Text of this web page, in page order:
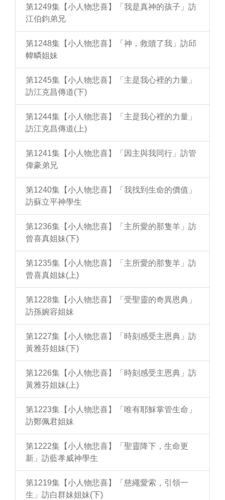
第1249集【小人物悲喜】「我是真神的孩子」訪
江伯鈞弟兄
第1248集【小人物悲喜】「神，救贖了我」訪邱
幃疄姐妹
第1245集【小人物悲喜】「主是我心裡的力量」
訪江克昌傳道(下)
第1244集【小人物悲喜】「主是我心裡的力量」
訪江克昌傳道(上)
第1241集【小人物悲喜】「因主與我同行」訪管
偉豪弟兄
第1240集【小人物悲喜】「我找到生命的價值」
訪蘇立平神學生
第1236集【小人物悲喜】「主所愛的那隻羊」訪
曾喜真姐妹(下)
第1235集【小人物悲喜】「主所愛的那隻羊」訪
曾喜真姐妹(上)
第1228集【小人物悲喜】「受聖靈的奇異恩典」
訪孫婉容姐妹
第1227集【小人物悲喜】「時刻感受主恩典」訪
黃雅芬姐妹(下)
第1226集【小人物悲喜】「時刻感受主恩典」訪
黃雅芬姐妹(上)
第1223集【小人物悲喜】「唯有耶穌掌管生命」
訪鄭佩君姐妹
第1222集【小人物悲喜】「聖靈降下，生命更
新」訪藍孝威神學生
第1219集【小人物悲喜】「慈繩愛索，引領一
生」訪白群妹姐妹(下)